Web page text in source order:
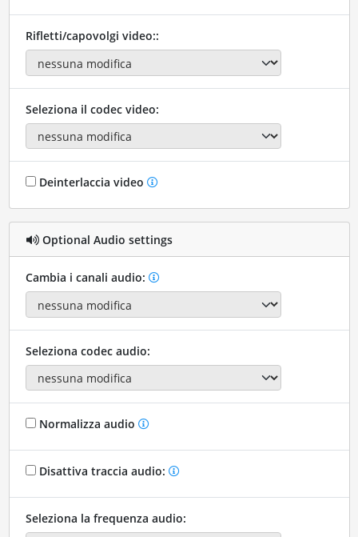
Rifletti/capovolgi video::
Seleziona il codec video:
Deinterlaccia video
Optional Audio settings
Cambia i canali audio:
Seleziona codec audio:
Normalizza audio
Disattiva traccia audio:
Seleziona la frequenza audio: